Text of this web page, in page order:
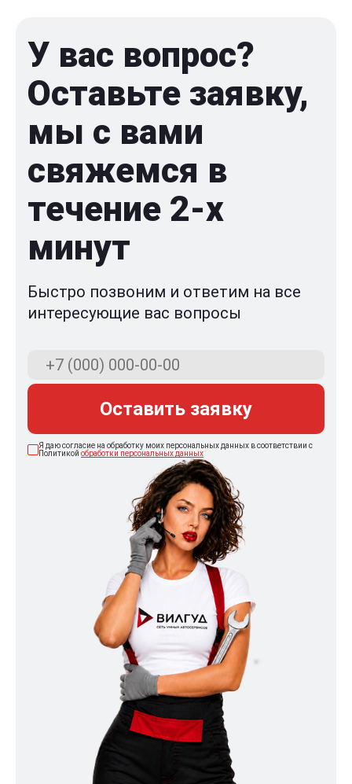
У вас вопрос?
Оставьте заявку,
мы с вами
свяжемся в
течение 2-x
минут
Быстро позвоним и ответим на все
интересующие вас вопросы
Оставить заявку
Я даю согласие на обработку моих персональных данных в соответствии с
Политикой обработки персональных данных